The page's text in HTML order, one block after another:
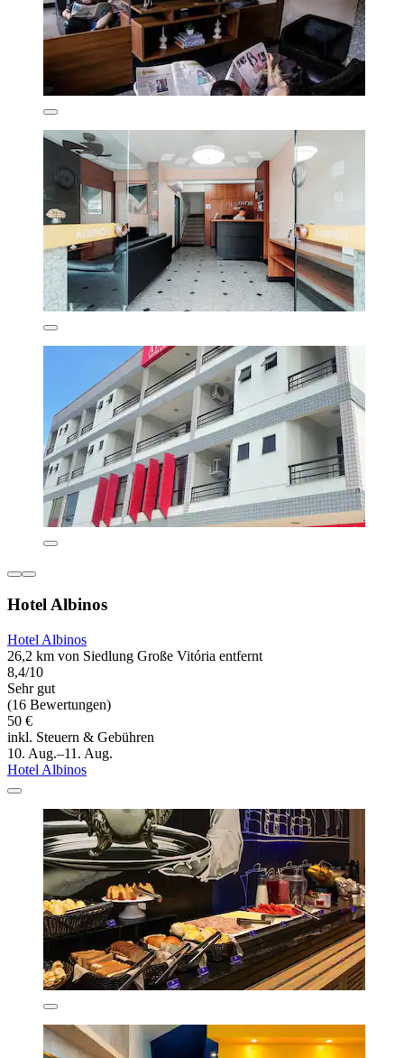
Hotel Albinos
Hotel Albinos
26,2 km von Siedlung Große Vitória entfernt
8,4/10
Sehr gut
(16 Bewertungen)
50 €
inkl. Steuern & Gebühren
10. Aug.–11. Aug.
Hotel Albinos